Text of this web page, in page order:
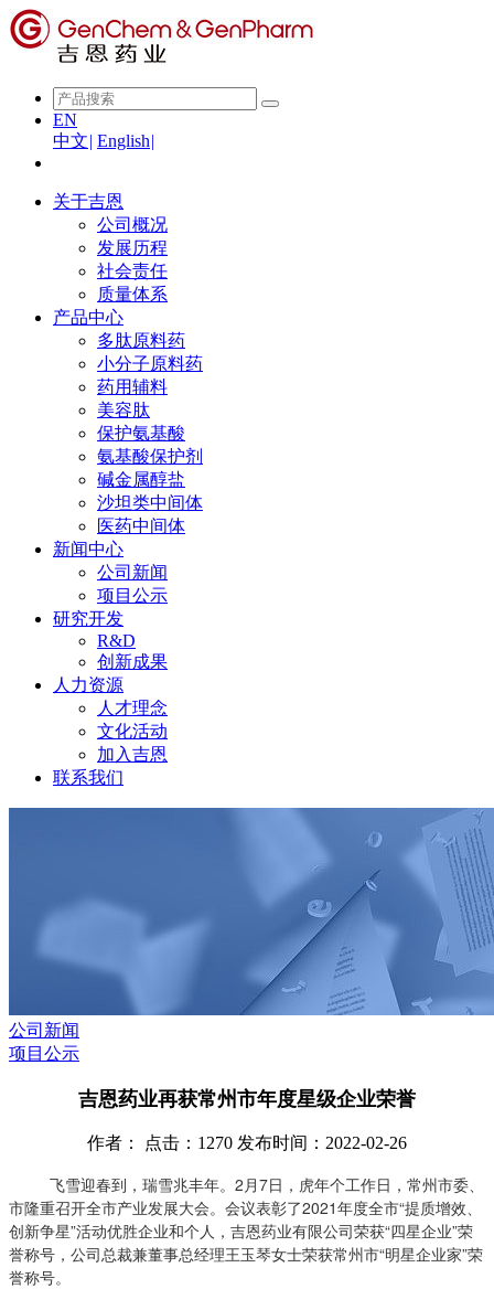
EN
中文| English|
关于吉恩
公司概况
发展历程
社会责任
质量体系
产品中心
多肽原料药
小分子原料药
药用辅料
美容肽
保护氨基酸
氨基酸保护剂
碱金属醇盐
沙坦类中间体
医药中间体
新闻中心
公司新闻
项目公示
研究开发
R&D
创新成果
人力资源
人才理念
文化活动
加入吉恩
联系我们
公司新闻
项目公示
吉恩药业再获常州市年度星级企业荣誉
作者： 点击：1270 发布时间：2022-02-26
飞雪迎春到，瑞雪兆丰年。2月7日，虎年个工作日，常州市委、
市隆重召开全市产业发展大会。会议表彰了2021年度全市“提质增效、
创新争星”活动优胜企业和个人，吉恩药业有限公司荣获“四星企业”荣
誉称号，公司总裁兼董事总经理王玉琴女士荣获常州市“明星企业家”荣
誉称号。